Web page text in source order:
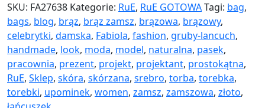
SKU: FA27638 Kategorie: RuE, RuE GOTOWATagi: bag,
bags, blog, brąz, brąz zamsz, brązowa, brązowy,
celebrytki, damska, Fabiola, fashion, gruby-lancuch,
handmade, look, moda, model, naturalna, pasek,
pracownia, prezent, projekt, projektant, prostokątna,
RuE, Sklep, skóra, skórzana, srebro, torba, torebka,
torebki, upominek, women, zamsz, zamszowa, złoto,